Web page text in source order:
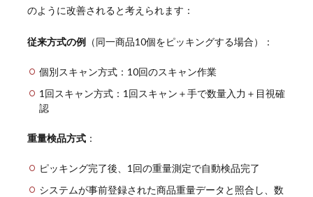
のように改善されると考えられます：
従来方式の例（同一商品10個をピッキングする場合）：
個別スキャン方式：10回のスキャン作業
1回スキャン方式：1回スキャン＋手で数量入力＋目視確
認
重量検品方式：
ピッキング完了後、1回の重量測定で自動検品完了
システムが事前登録された商品重量データと照合し、数